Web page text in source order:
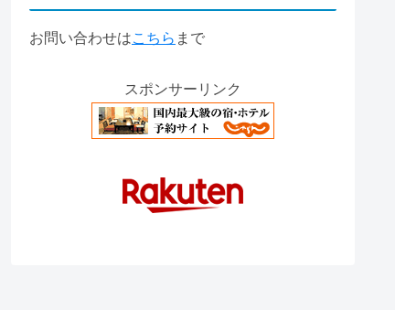
お問い合わせはこちら まで
スポンサーリンク